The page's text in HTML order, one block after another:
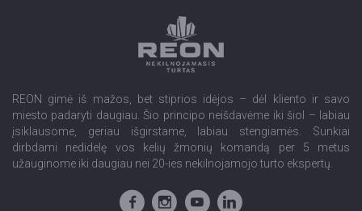
REON gimė iš mažos, bet stiprios idėjos – dėl kliento ir savo
miesto padaryti daugiau. Šio principo neišdavėme iki šiol – labiau
įsiklausome, geriau išgirstame, labiau stengiamės. Sunkiai
dirbdami nedidelę vos kelių žmonių komandą per 5 metus
užauginome iki daugiau nei 20-ies nekilnojamojo turto ekspertų.